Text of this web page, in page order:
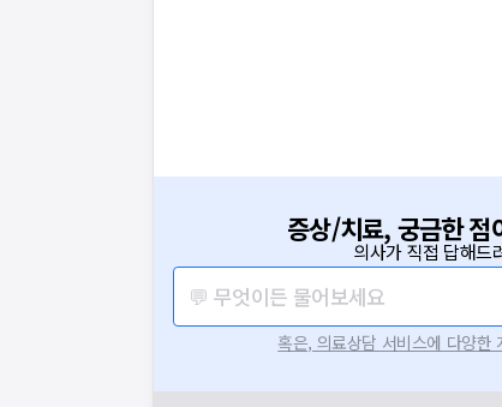
증상/치료, 궁금한 점
의사가 직접 답해드
💬 무엇이든 물어보세요
혹은, 의료상담 서비스에 다양한